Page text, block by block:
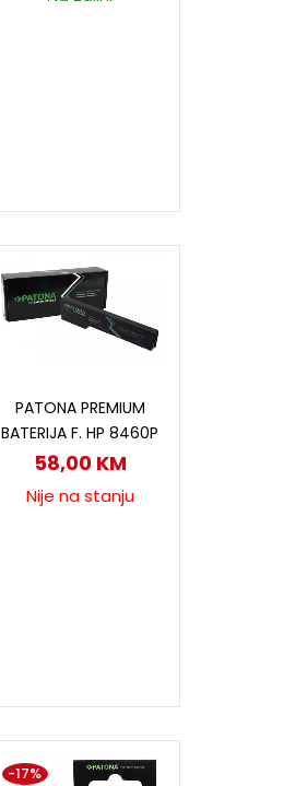
PATONA PREMIUM
BATERIJA F. HP 8460P
58,00 KM
Nije na stanju
-17%